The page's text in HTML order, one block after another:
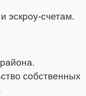
эскроу-счетам.
собственных